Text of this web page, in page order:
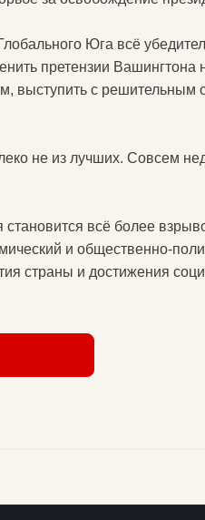
Юга всё
претензии Вашингтона
выступить с решительным
не из лучших. Совсем
всё более
и общественно-
страны и достижения